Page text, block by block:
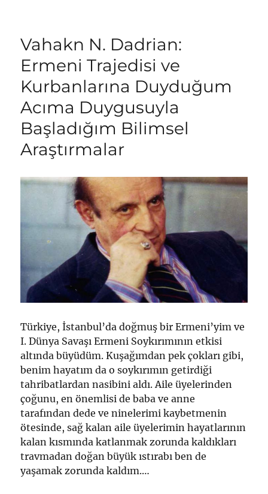
Vahakn N. Dadrian:
Ermeni Trajedisi ve
Kurbanlarına Duyduğum
Acıma Duygusuyla
Başladığım Bilimsel
Araştırmalar
Türkiye, İstanbul’da doğmuş bir Ermeni’yim ve
I. Dünya Savaşı Ermeni Soykırımının etkisi
altında büyüdüm. Kuşağımdan pek çokları gibi,
benim hayatım da o soykırımın getirdiği
tahribatlardan nasibini aldı. Aile üyelerinden
çoğunu, en önemlisi de baba ve anne
tarafından dede ve ninelerimi kaybetmenin
ötesinde, sağ kalan aile üyelerimin hayatlarının
kalan kısmında katlanmak zorunda kaldıkları
travmadan doğan büyük ıstırabı ben de
yaşamak zorunda kaldım.…